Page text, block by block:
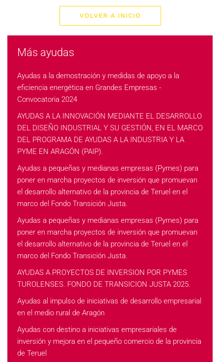
VOLVER A INICIO
Más ayudas
Ayudas a la demostración y medidas de apoyo a la
eficiencia energética en Grandes Empresas -
Convocatoria 2024
AYUDAS A LA INNOVACIÓN MEDIANTE EL DESARROLLO
DEL DISEÑO INDUSTRIAL Y SU GESTIÓN, EN EL MARCO
DEL PROGRAMA DE AYUDAS A LA INDUSTRIA Y LA
PYME EN ARAGÓN (PAIP).
Ayudas a pequeñas y medianas empresas (Pymes) para
poner en marcha proyectos de inversión que promuevan
el desarrollo alternativo de la provincia de Teruel en el
marco del Fondo Transición Justa.
Ayudas a pequeñas y medianas empresas (Pymes) para
poner en marcha proyectos de inversión que promuevan
el desarrollo alternativo de la provincia de Teruel en el
marco del Fondo Transición Justa.
AYUDAS A PROYECTOS DE INVERSION POR PYMES
TUROLENSES. FONDO DE TRANSICION JUSTA 2025.
Ayudas al impulso de iniciativas de desarrollo empresarial
en el medio rural de Aragón
Ayudas con destino a iniciativas empresariales de
inversión y mejora en el pequeño comercio de la provincia
de Teruel